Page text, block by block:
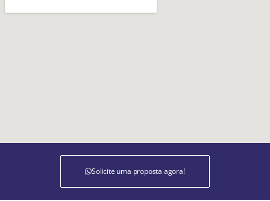
Solicite uma proposta agora!